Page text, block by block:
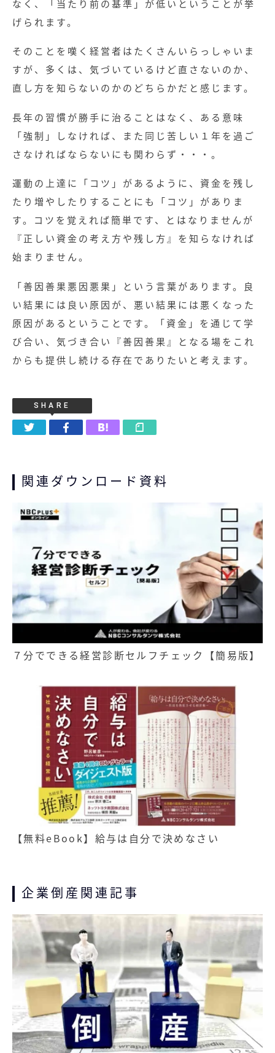
なく、「当たり前の基準」が低いということが挙
げられます。
そのことを嘆く経営者はたくさんいらっしゃいま
すが、多くは、気づいているけど直さないのか、
直し方を知らないのかのどちらかだと感じます。
長年の習慣が勝手に治ることはなく、ある意味
「強制」しなければ、また同じ苦しい１年を過ご
さなければならないにも関わらず・・・。
運動の上達に「コツ」があるように、資金を残し
たり増やしたりすることにも「コツ」がありま
す。コツを覚えれば簡単です、とはなりませんが
『正しい資金の考え方や残し方』を知らなければ
始まりません。
「善因善果悪因悪果」という言葉があります。良
い結果には良い原因が、悪い結果には悪くなった
原因があるということです。「資金」を通じて学
び合い、気づき合い『善因善果』となる場をこれ
からも提供し続ける存在でありたいと考えます。
SHARE
関連ダウンロード資料
７分でできる経営診断セルフチェック【簡易版】
【無料eBook】給与は自分で決めなさい
企業倒産関連記事